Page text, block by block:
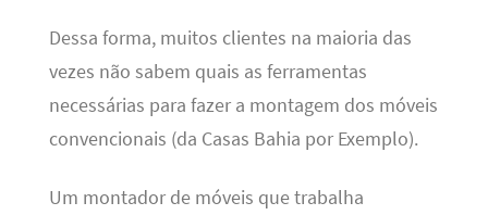
Dessa forma, muitos clientes na maioria das
vezes não sabem quais as ferramentas
necessárias para fazer a montagem dos móveis
convencionais (da Casas Bahia por Exemplo).
Um montador de móveis que trabalha